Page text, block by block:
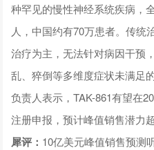
种罕见的慢性神经系统疾病，
人，中国约有70万患者。传统
治疗为主，无法针对病因干预
乱、猝倒等多维度症状未满足
负责人表示，TAK-861有望在
注册申报，预计峰值销售潜力
犀评： 10亿美元峰值销售预测